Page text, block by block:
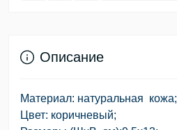
Описание
Материал: натуральная кожа;
Цвет: коричневый;